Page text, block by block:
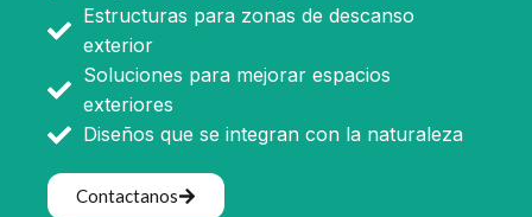
Estructuras para zonas de descanso
exterior
Soluciones para mejorar espacios
exteriores
Diseños que se integran con la naturaleza
Contactanos